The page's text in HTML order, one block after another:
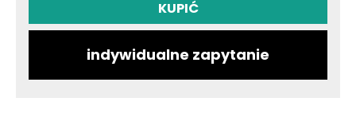
KUPIĆ
indywidualne zapytanie